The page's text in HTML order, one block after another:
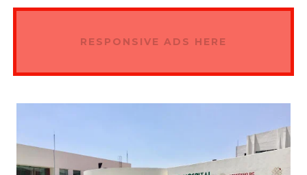
RESPONSIVE ADS HERE